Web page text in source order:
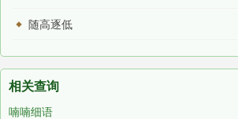
随高逐低
相关查询
喃喃细语